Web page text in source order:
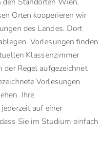
Orten kooperieren wir
des Landes. Dort
Vorlesungen finden
Klassenzimmer
Regel aufgezeichnet
Vorlesungen
Ihre
auf einer
Sie im Studium einfach